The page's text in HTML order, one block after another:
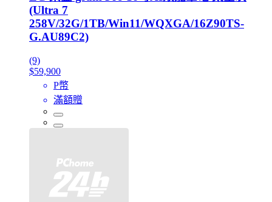
(Ultra 7
258V/32G/1TB/Win11/WQXGA/16Z90TS-
G.AU89C2)
(9)
$59,900
P幣
滿額贈